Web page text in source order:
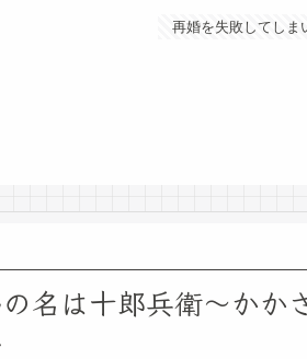
再婚を失敗してしま
名は十郎兵衛～か